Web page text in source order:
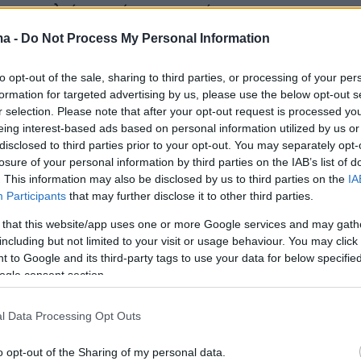
- Do Not Process My Personal Information
opt-out of the sale, sharing to third parties, or processing of your
for targeted advertising by us, please use the below opt-out
selection. Please note that after your opt-out request is processed
interest-based ads based on personal information utilized by us
to third parties prior to your opt-out. You may separately
of your personal information by third parties on the IAB’s list of
This information may also be disclosed by us to third parties on the
Participants that may further disclose it to other third parties.
that this website/app uses one or more Google services and may
but not limited to your visit or usage behaviour. You may
to Google and its third-party tags to use your data for below
consent section.
Data Processing Opt Outs
opt-out of the Sharing of my personal data.
αποτελεί αναπόσπαστο μέρος των
«Παναγούλεια», που διοργανώνονται
της δημοκρατίας και της ειρήνης.
σημείωσε επίσης ότι η φετινή
οποία πραγματοποιείται για 43η χρονιά, έχει
ένα καταξιωμένο δρομικό γεγονός με ευρεία
τα όρια του Δήμου Αγίου
Παναττικό χαρακτήρα. Τόνισε δε, ότι η
συμβολισμός της ενισχύεται ακόμη
σημερινή συγκυρία, όπου οι διεθνείς
ότι η ειρήνη δεν είναι δεδομένη,